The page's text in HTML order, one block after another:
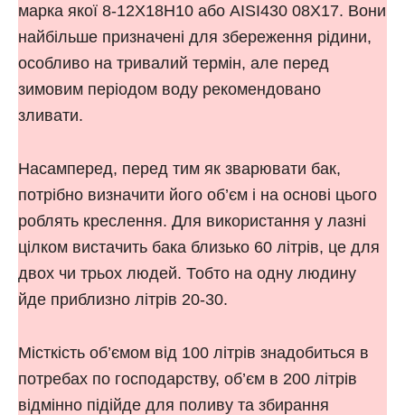
марка якої 8-12Х18Н10 або AISI430 08X17. Вони
найбільше призначені для збереження рідини,
особливо на тривалий термін, але перед
зимовим періодом воду рекомендовано
зливати.
Насамперед, перед тим як зварювати бак,
потрібно визначити його об’єм і на основі цього
роблять креслення. Для використання у лазні
цілком вистачить бака близько 60 літрів, це для
двох чи трьох людей. Тобто на одну людину
йде приблизно літрів 20-30.
Місткість об’ємом від 100 літрів знадобиться в
потребах по господарству, об’єм в 200 літрів
відмінно підійде для поливу та збирання